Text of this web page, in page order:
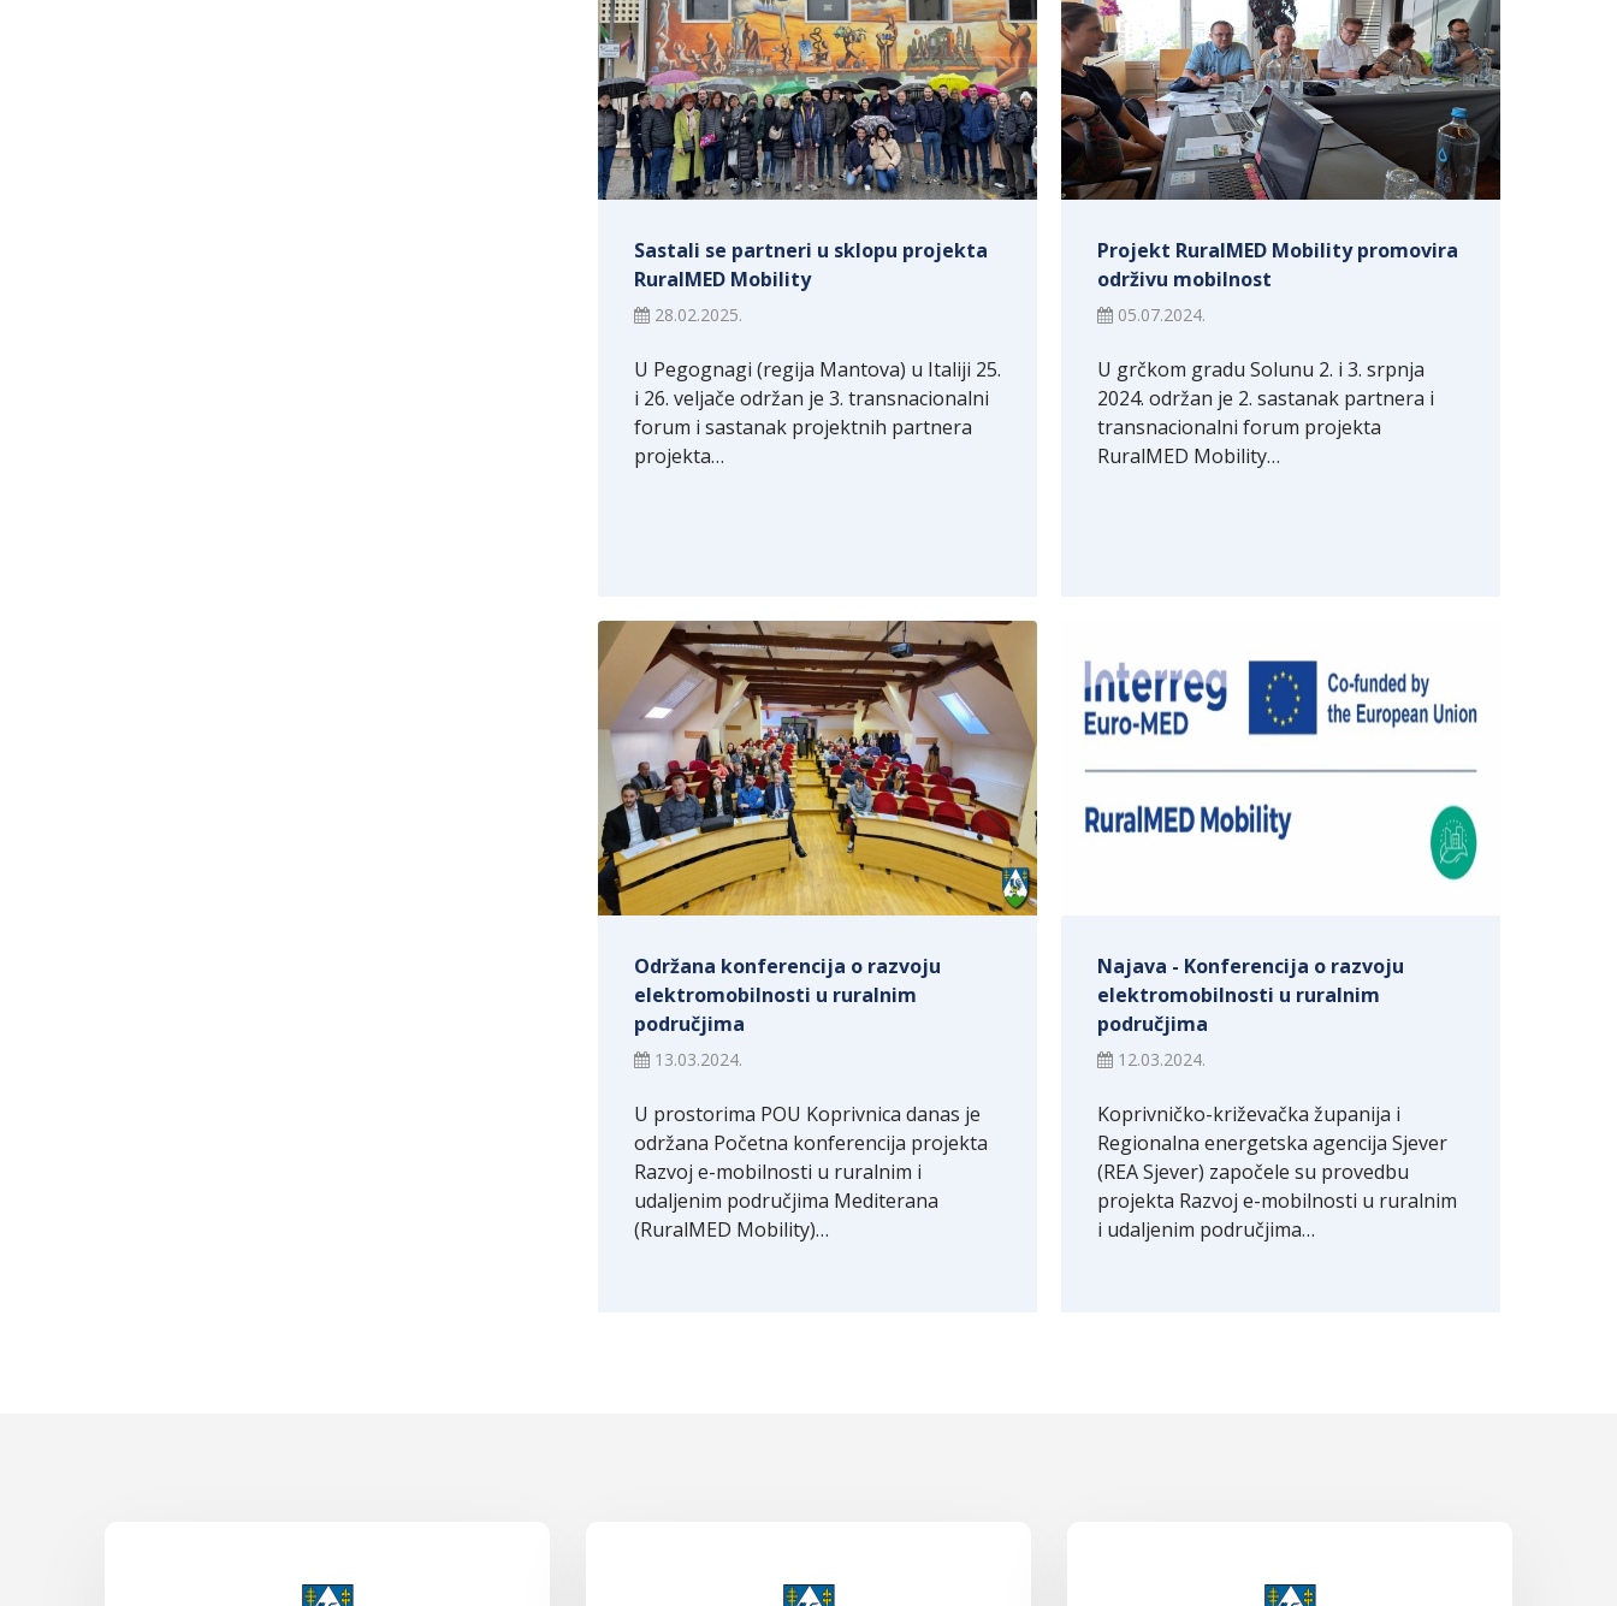
Sastali se partneri u sklopu projekta
RuralMED Mobility
28.02.2025.
U Pegognagi (regija Mantova) u Italiji 25.
i 26. veljače održan je 3. transnacionalni
forum i sastanak projektnih partnera
projekta…
Projekt RuralMED Mobility promovira
održivu mobilnost
05.07.2024.
U grčkom gradu Solunu 2. i 3. srpnja
2024. održan je 2. sastanak partnera i
transnacionalni forum projekta
RuralMED Mobility…
Održana konferencija o razvoju
elektromobilnosti u ruralnim
područjima
13.03.2024.
U prostorima POU Koprivnica danas je
održana Početna konferencija projekta
Razvoj e-mobilnosti u ruralnim i
udaljenim područjima Mediterana
(RuralMED Mobility)…
Najava - Konferencija o razvoju
elektromobilnosti u ruralnim
područjima
12.03.2024.
Koprivničko-križevačka županija i
Regionalna energetska agencija Sjever
(REA Sjever) započele su provedbu
projekta Razvoj e-mobilnosti u ruralnim
i udaljenim područjima…